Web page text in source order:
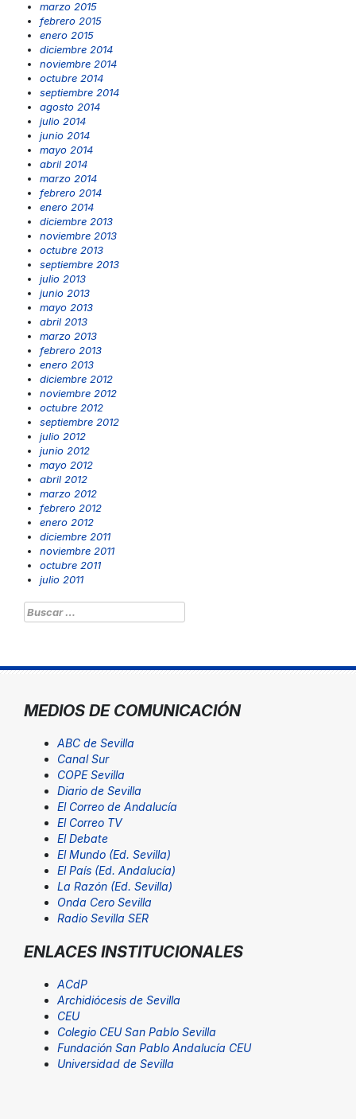
marzo 2015
febrero 2015
enero 2015
diciembre 2014
noviembre 2014
octubre 2014
septiembre 2014
agosto 2014
julio 2014
junio 2014
mayo 2014
abril 2014
marzo 2014
febrero 2014
enero 2014
diciembre 2013
noviembre 2013
octubre 2013
septiembre 2013
julio 2013
junio 2013
mayo 2013
abril 2013
marzo 2013
febrero 2013
enero 2013
diciembre 2012
noviembre 2012
octubre 2012
septiembre 2012
julio 2012
junio 2012
mayo 2012
abril 2012
marzo 2012
febrero 2012
enero 2012
diciembre 2011
noviembre 2011
octubre 2011
julio 2011
Buscar:
MEDIOS DE COMUNICACIÓN
ABC de Sevilla
Canal Sur
COPE Sevilla
Diario de Sevilla
El Correo de Andalucía
El Correo TV
El Debate
El Mundo (Ed. Sevilla)
El País (Ed. Andalucía)
La Razón (Ed. Sevilla)
Onda Cero Sevilla
Radio Sevilla SER
ENLACES INSTITUCIONALES
ACdP
Archidiócesis de Sevilla
CEU
Colegio CEU San Pablo Sevilla
Fundación San Pablo Andalucía CEU
Universidad de Sevilla